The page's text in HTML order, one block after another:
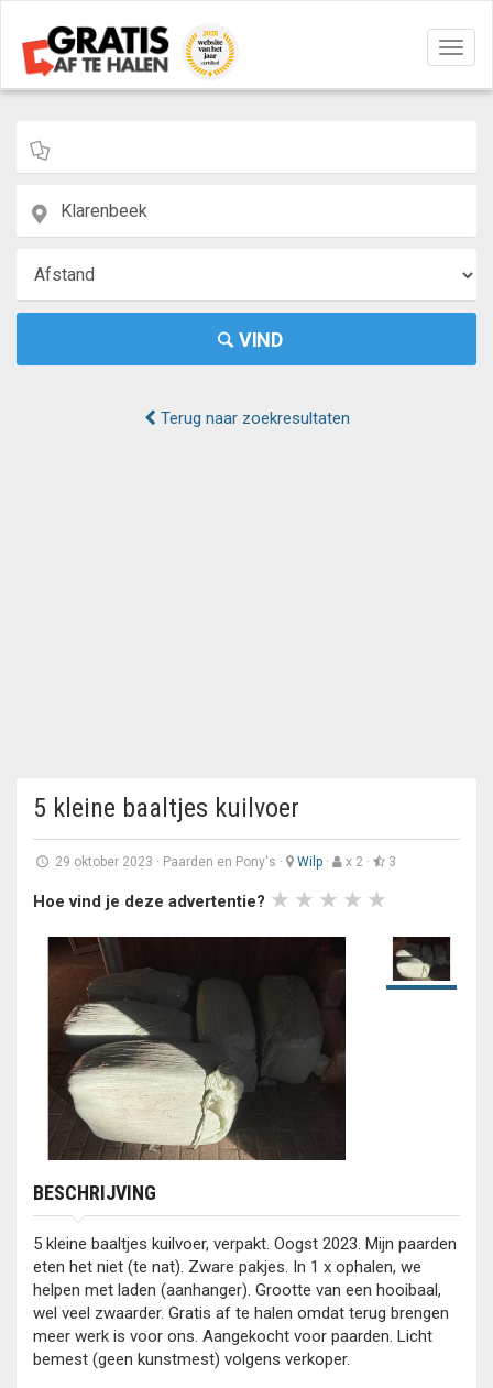
aan/
VIND
Terug naar zoekresultaten
5 kleine baaltjes kuilvoer
29 oktober 2023 · Paarden en Pony's · Wilp· x 2 · 3
Hoe vind je deze advertentie?
BESCHRIJVING
5 kleine baaltjes kuilvoer, verpakt. Oogst 2023. Mijn paarden
eten het niet (te nat). Zware pakjes. In 1 x ophalen, we
helpen met laden (aanhanger). Grootte van een hooibaal,
wel veel zwaarder. Gratis af te halen omdat terug brengen
meer werk is voor ons. Aangekocht voor paarden. Licht
bemest (geen kunstmest) volgens verkoper.